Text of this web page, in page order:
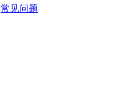
常见问题